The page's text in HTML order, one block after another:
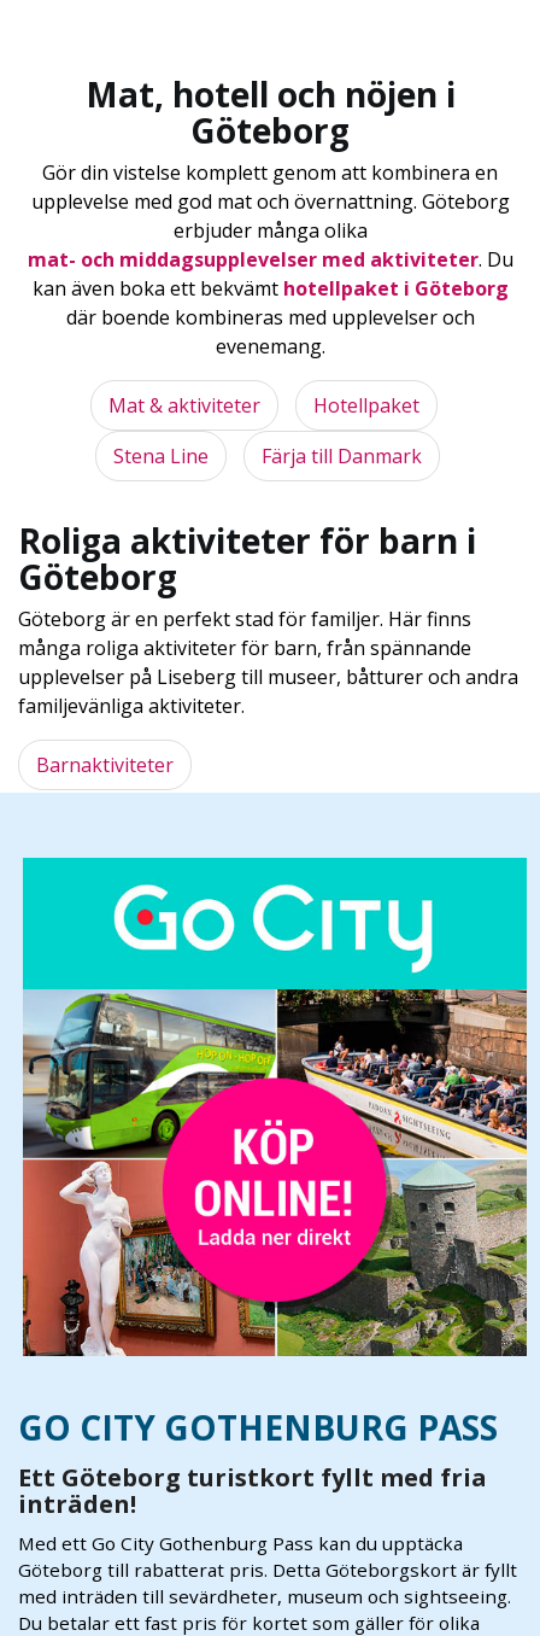
Mat, hotell och nöjen i
Göteborg
Gör din vistelse komplett genom att kombinera en
upplevelse med god mat och övernattning. Göteborg
erbjuder många olika
mat- och middagsupplevelser med aktiviteter. Du
kan även boka ett bekvämt hotellpaket i Göteborg
där boende kombineras med upplevelser och
evenemang.
Mat & aktiviteter
Hotellpaket
Stena Line
Färja till Danmark
Roliga aktiviteter för barn i
Göteborg
Göteborg är en perfekt stad för familjer. Här finns
många roliga aktiviteter för barn, från spännande
upplevelser på Liseberg till museer, båtturer och andra
familjevänliga aktiviteter.
Barnaktiviteter
GO CITY GOTHENBURG PASS
Ett Göteborg turistkort fyllt med fria
inträden!
Med ett Go City Gothenburg Pass kan du upptäcka
Göteborg till rabatterat pris. Detta Göteborgskort är fyllt
med inträden till sevärdheter, museum och sightseeing.
Du betalar ett fast pris för kortet som gäller för olika